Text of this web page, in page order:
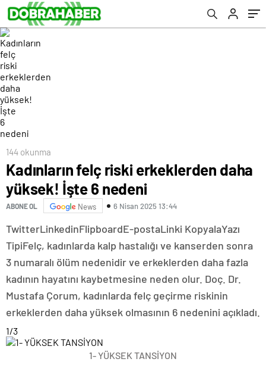
144 okunma
Kadınların felç riski erkeklerden daha
yüksek! İşte 6 nedeni
ABONE OL News 6 Nisan 2025 13:44
TwitterLinkedinFlipboardE-postaLinki KopyalaYazı
TipiFelç, kadınlarda kalp hastalığı ve kanserden sonra
3 numaralı ölüm nedenidir ve erkeklerden daha fazla
kadının hayatını kaybetmesine neden olur. Doç. Dr.
Mustafa Çorum, kadınlarda felç geçirme riskinin
erkeklerden daha yüksek olmasının 6 nedenini açıkladı.
1/3
1- YÜKSEK TANSİYON